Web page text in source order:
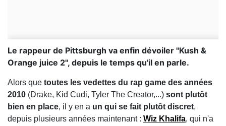
Le rappeur de Pittsburgh va enfin dévoiler "Kush &
Orange juice 2", depuis le temps qu'il en parle.
Alors que toutes les vedettes du rap game des années
2010 (Drake, Kid Cudi, Tyler The Creator,...) sont plutôt
bien en place, il y en a un qui se fait plutôt discret,
depuis plusieurs années maintenant : Wiz Khalifa, qui n'a